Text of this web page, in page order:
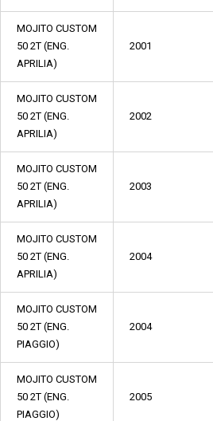
MOJITO CUSTOM
50 2T (ENG.
APRILIA)
2001
MOJITO CUSTOM
50 2T (ENG.
APRILIA)
2002
MOJITO CUSTOM
50 2T (ENG.
APRILIA)
2003
MOJITO CUSTOM
50 2T (ENG.
APRILIA)
2004
MOJITO CUSTOM
50 2T (ENG.
PIAGGIO)
2004
MOJITO CUSTOM
50 2T (ENG.
PIAGGIO)
2005